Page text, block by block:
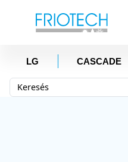
LG CASCADE